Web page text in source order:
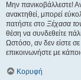
Μην πανικοβάλλεστε!
ανακτηθεί, μπορεί
πατήστε στο Ξέχασα
θέση να συνδεθείτε
Ωστόσο, αν δεν είστε
επικοινωνήστε με
Κορυφή